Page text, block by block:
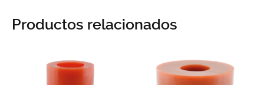
Productos relacionados